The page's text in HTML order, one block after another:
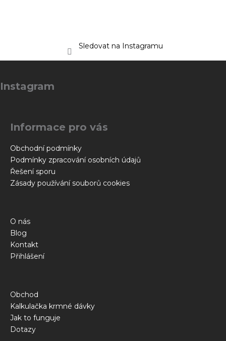
Sledovat na Instagramu
á
p
Instagram
Informace pro vás
Obchodní podmínky
Podmínky zpracování osobních údajů
Řešení sporu
Zásady používání souborů cookies
O nás
Blog
Kontakt
Přihlášení
Obchod
Kalkulačka krmné dávky
Jak to funguje
Dotazy